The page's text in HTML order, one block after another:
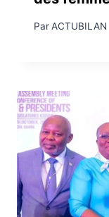
ParACTUBILAN